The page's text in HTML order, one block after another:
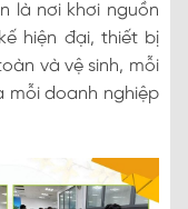
là nơi khơi nguồn
hiện đại, thiết bị
và vệ sinh, mỗi
mỗi doanh nghiệp